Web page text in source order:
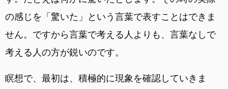
の感じを「驚いた」という言葉で表すことはできま
せん。ですから言葉で考える人よりも、言葉なしで
考える人の方が鋭いのです。
瞑想で、最初は、積極的に現象を確認していきま